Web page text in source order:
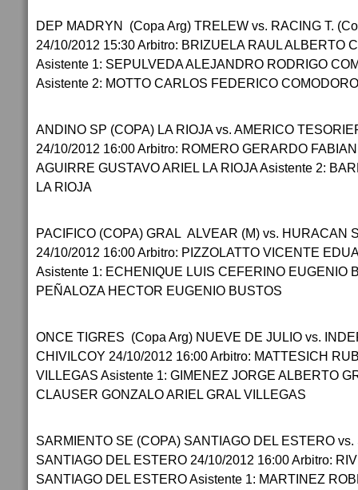
DEP MADRYN (Copa Arg) TRELEW vs. RACING T.
24/10/2012 15:30 Arbitro: BRIZUELA RAUL ALBERTO
Asistente 1: SEPULVEDA ALEJANDRO RODRIGO
Asistente 2: MOTTO CARLOS FEDERICO
ANDINO SP (COPA) LA RIOJA vs. AMERICO
24/10/2012 16:00 Arbitro: ROMERO GERARDO
AGUIRRE GUSTAVO ARIEL LA RIOJA Asistente 2:
LA RIOJA
PACIFICO (COPA) GRAL ALVEAR (M) vs. HURACAN
24/10/2012 16:00 Arbitro: PIZZOLATTO VICENTE
Asistente 1: ECHENIQUE LUIS CEFERINO EUGENIO
PEÑALOZA HECTOR EUGENIO BUSTOS
ONCE TIGRES (Copa Arg) NUEVE DE JULIO vs.
CHIVILCOY 24/10/2012 16:00 Arbitro: MATTESICH
VILLEGAS Asistente 1: GIMENEZ JORGE ALBERTO
CLAUSER GONZALO ARIEL GRAL VILLEGAS
SARMIENTO SE (COPA) SANTIAGO DEL ESTERO
SANTIAGO DEL ESTERO 24/10/2012 16:00 Arbitro:
SANTIAGO DEL ESTERO Asistente 1: MARTINEZ